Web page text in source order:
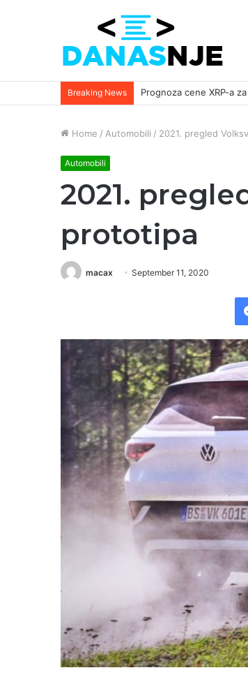
Breaking News
Home / Automobili / 2021. pregled
Automobili
2021.
prototipa
macax September 11, 2020